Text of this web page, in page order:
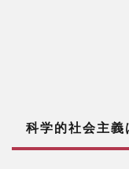
科学的社会主義